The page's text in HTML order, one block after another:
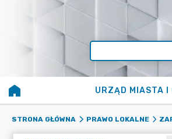
URZĄD MIASTA I
STRONA GŁÓWNA PRAWO LOKALNE